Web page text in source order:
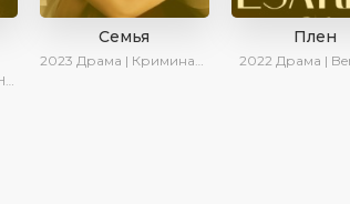
Семья
2023 Драма | Криминал | SesDizi | Ирина Котова | AveTurk | Сериалы 2023
Плен
2022 Драма |